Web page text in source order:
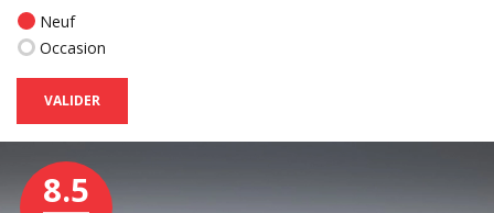
Neuf
Occasion
VALIDER
8.5